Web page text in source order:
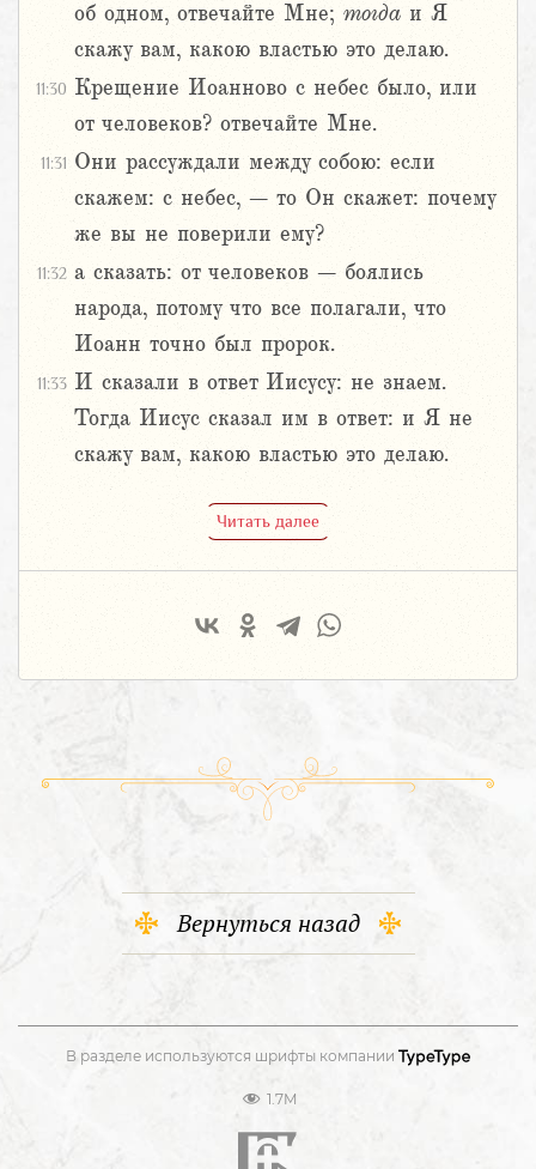
об одном, отвечайте Мне; тогда и Я
скажу вам, какою властью это делаю.
11:30 Крещение Иоанново с небес было, или
от человеков? отвечайте Мне.
11:31 Они рассуждали между собою: если
скажем: с небес, – то Он скажет: почему
же вы не поверили ему?
11:32 а сказать: от человеков – боялись
народа, потому что все полагали, что
Иоанн точно был пророк.
11:33 И сказали в ответ Иисусу: не знаем.
Тогда Иисус сказал им в ответ: и Я не
скажу вам, какою властью это делаю.
Читать далее
Вернуться назад
В разделе используются шрифты компании
1.7M